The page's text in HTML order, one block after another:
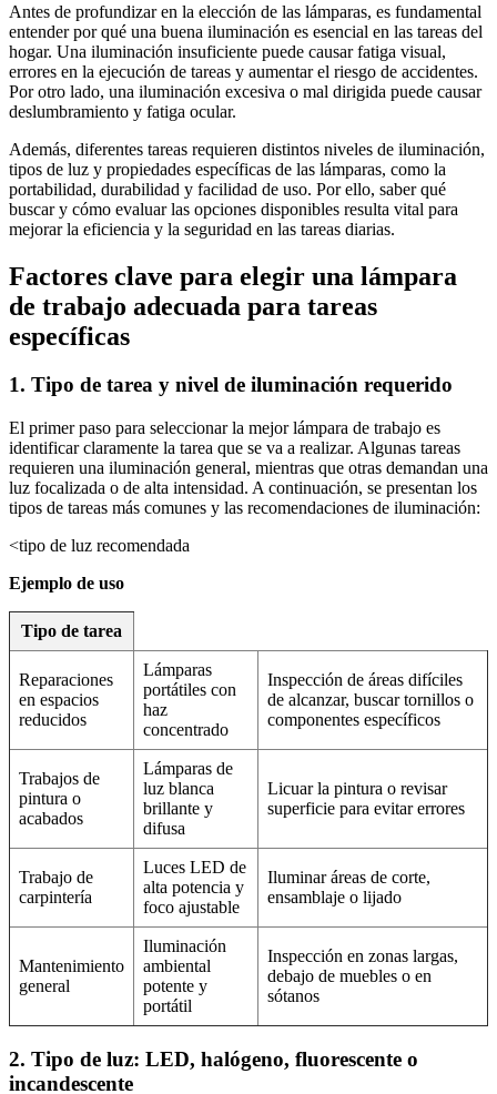
Antes de profundizar en la elección de las lámparas, es fundamental
entender por qué una buena iluminación es esencial en las tareas del
hogar. Una iluminación insuficiente puede causar fatiga visual,
errores en la ejecución de tareas y aumentar el riesgo de accidentes.
Por otro lado, una iluminación excesiva o mal dirigida puede causar
deslumbramiento y fatiga ocular.
Además, diferentes tareas requieren distintos niveles de iluminación,
tipos de luz y propiedades específicas de las lámparas, como la
portabilidad, durabilidad y facilidad de uso. Por ello, saber qué
buscar y cómo evaluar las opciones disponibles resulta vital para
mejorar la eficiencia y la seguridad en las tareas diarias.
Factores clave para elegir una lámpara
de trabajo adecuada para tareas
específicas
1. Tipo de tarea y nivel de iluminación requerido
El primer paso para seleccionar la mejor lámpara de trabajo es
identificar claramente la tarea que se va a realizar. Algunas tareas
requieren una iluminación general, mientras que otras demandan una
luz focalizada o de alta intensidad. A continuación, se presentan los
tipos de tareas más comunes y las recomendaciones de iluminación:
<tipo de luz recomendada
Ejemplo de uso
Tipo de tarea
Reparaciones
en espacios
reducidos
Lámparas
portátiles con
haz
concentrado
Inspección de áreas difíciles
de alcanzar, buscar tornillos o
componentes específicos
Trabajos de
pintura o
acabados
Lámparas de
luz blanca
brillante y
difusa
Licuar la pintura o revisar
superficie para evitar errores
Trabajo de
carpintería
Luces LED de
alta potencia y
foco ajustable
Iluminar áreas de corte,
ensamblaje o lijado
Mantenimiento
general
Iluminación
ambiental
potente y
portátil
Inspección en zonas largas,
debajo de muebles o en
sótanos
2. Tipo de luz: LED, halógeno, fluorescente o
incandescente